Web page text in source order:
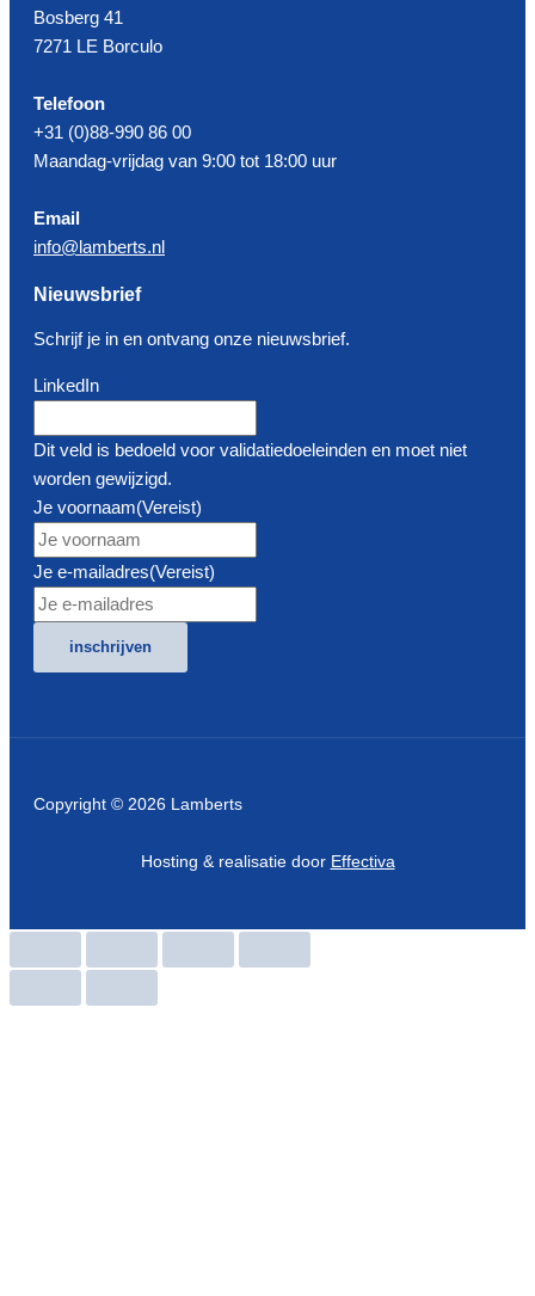
Bosberg 41
7271 LE Borculo
Telefoon
+31 (0)88-990 86 00
Maandag-vrijdag van 9:00 tot 18:00 uur
Email
info@lamberts.nl
Nieuwsbrief
Schrijf je in en ontvang onze nieuwsbrief.
LinkedIn
Dit veld is bedoeld voor validatiedoeleinden en moet niet
worden gewijzigd.
Je voornaam(Vereist)
Je e-mailadres(Vereist)
inschrijven
Copyright © 2026 Lamberts
Hosting & realisatie door Effectiva